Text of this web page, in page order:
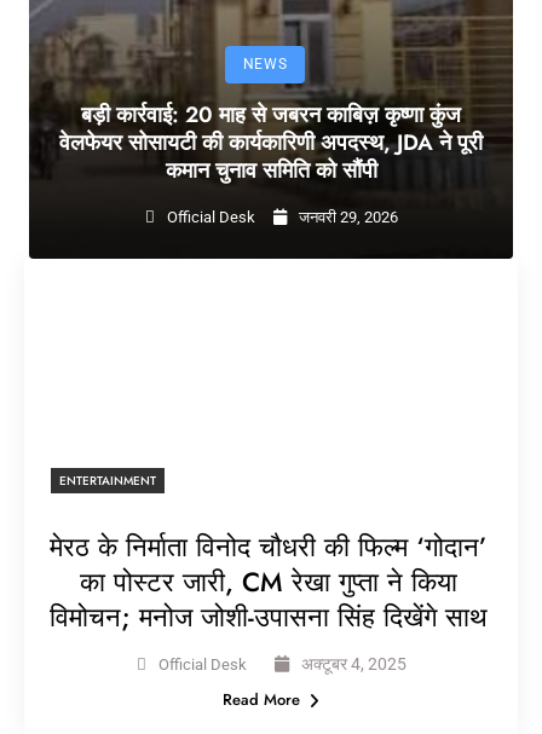
NEWS
बड़ी कार्रवाई: 20 माह से जबरन काबिज़ कृष्णा कुंज
वेलफेयर सोसायटी की कार्यकारिणी अपदस्थ, JDA ने पूरी
कमान चुनाव समिति को सौंपी
Official Desk जनवरी 29, 2026
ENTERTAINMENT
मेरठ के निर्माता विनोद चौधरी की फिल्म ‘गोदान’
का पोस्टर जारी, CM रेखा गुप्ता ने किया
विमोचन; मनोज जोशी-उपासना सिंह दिखेंगे साथ
Official Desk अक्टूबर 4, 2025
Read More